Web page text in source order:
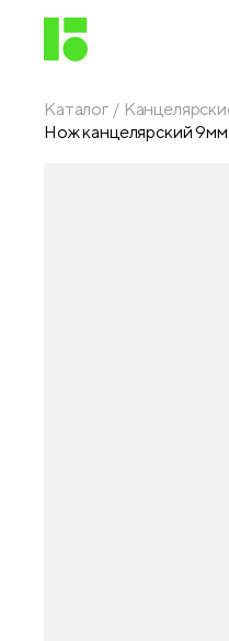
Каталог
Нож канцелярский